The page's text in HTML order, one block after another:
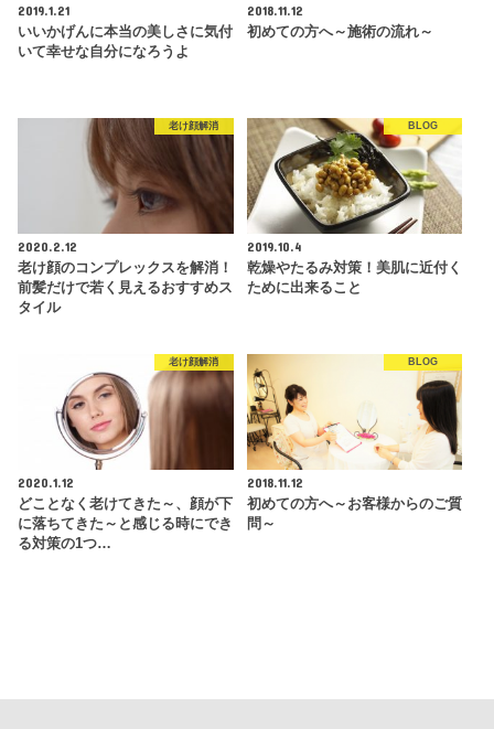
2019.1.21
いいかげんに本当の美しさに気付
いて幸せな自分になろうよ
2018.11.12
初めての方へ～施術の流れ～
老け顔解消
2020.2.12
老け顔のコンプレックスを解消！
前髪だけで若く見えるおすすめス
タイル
BLOG
2019.10.4
乾燥やたるみ対策！美肌に近付く
ために出来ること
老け顔解消
2020.1.12
どことなく老けてきた～、顔が下
に落ちてきた～と感じる時にでき
る対策の1つ…
BLOG
2018.11.12
初めての方へ～お客様からのご質
問～